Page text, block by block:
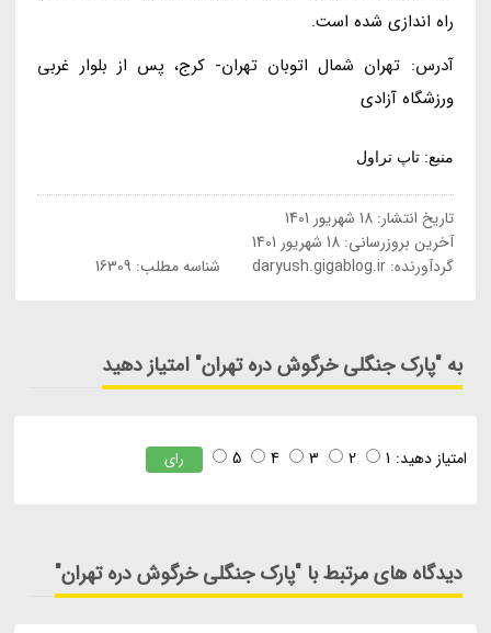
راه اندازی شده است.
آدرس: تهران شمال اتوبان تهران- کرج، پس از بلوار غربی
ورزشگاه آزادی
منبع: تاپ تراول
تاریخ انتشار:18 شهریور 1401
آخرین بروزرسانی:18 شهریور 1401
گردآورنده:daryush.gigablog.ir شناسه مطلب: 16309
به "پارک جنگلی خرگوش دره تهران" امتیاز دهید
امتیاز دهید: 1
2
3
4
5 رای
دیدگاه های مرتبط با "پارک جنگلی خرگوش دره تهران"